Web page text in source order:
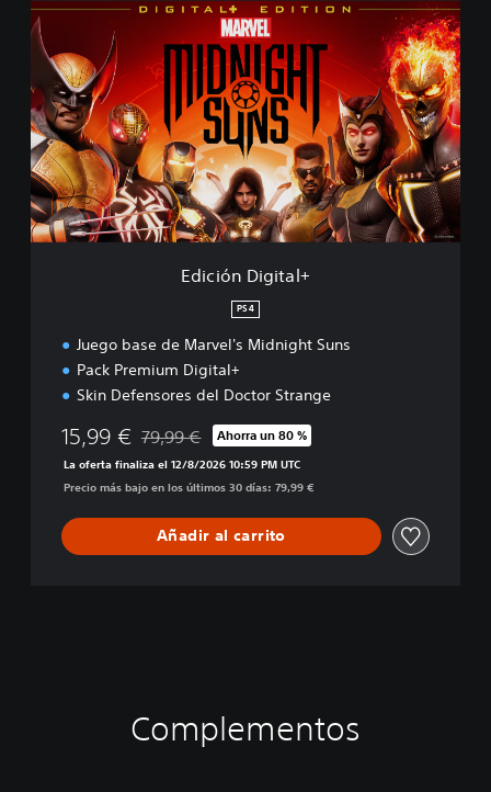
E
d
i
ó
n
D
i
g
i
t
Edición Digital+
PS4
Juego base de Marvel's Midnight Suns
Pack Premium Digital+
Skin Defensores del Doctor Strange
15,99 € Rebajado del precio original de 79,99 €
79,99 € Ahorra un 80 %
La oferta finaliza el 12/8/2026 10:59 PM UTC
Precio más bajo en los últimos 30 días: 79,99 €
Añadir al carrito
Complementos